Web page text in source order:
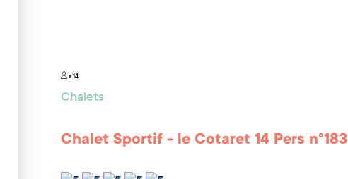
x 14
Chalets
Chalet Sportif - le Cotaret 14 Pers n°183